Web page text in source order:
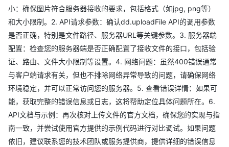
小：确保图片符合服务器接收的要求，包括格式（如jpg, png等）
和大小限制。2. API请求参数：确认dd.uploadFile API的调用参数
是否正确，特别是文件路径、服务器URL等关键参数。3. 服务器端
配置：检查您的服务器端是否正确配置了接收文件的接口，包括验
证、路由、文件大小限制等设置。4. 网络问题：虽然400错误通常
与客户端请求有关，但也不排除网络异常导致的问题，请确保网络
环境稳定，并可以正常访问您的服务器。5. 查看错误详情：如果可
能，获取完整的错误信息或日志，这将帮助定位具体问题所在。6.
API文档与示例：再次核对上传文件的官方文档，确保您的实现与指
南一致，并尝试使用官方提供的示例代码进行对比调试。如果问题
依旧，建议联系您的技术团队或服务提供商，提供详细的错误信息